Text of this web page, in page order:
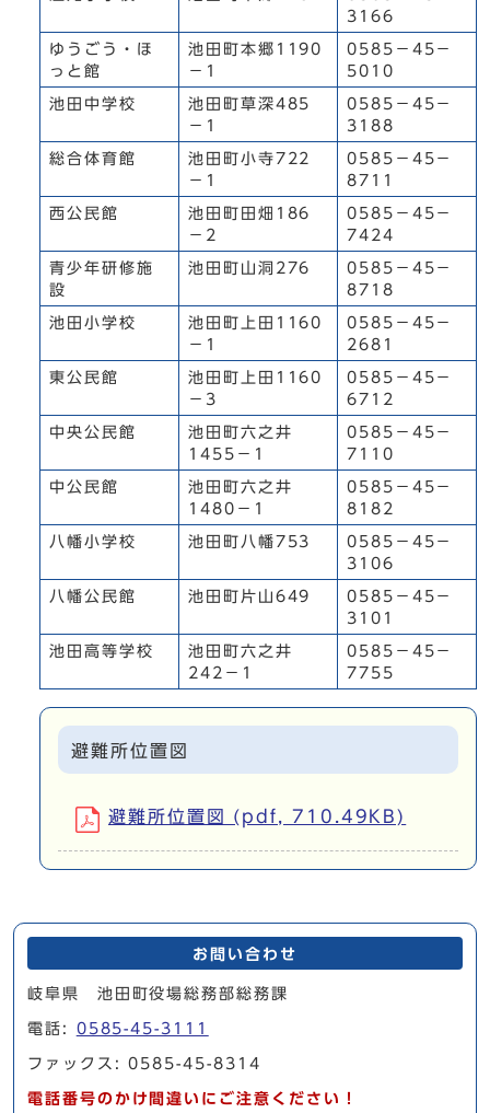
3166
ゆうごう・ほ
っと館
池田町本郷1190
－1
0585－45－
5010
池田中学校
池田町草深485
－1
0585－45－
3188
総合体育館
池田町小寺722
－1
0585－45－
8711
西公民館
池田町田畑186
－2
0585－45－
7424
青少年研修施
設
池田町山洞276
0585－45－
8718
池田小学校
池田町上田1160
－1
0585－45－
2681
東公民館
池田町上田1160
－3
0585－45－
6712
中央公民館
池田町六之井
1455－1
0585－45－
7110
中公民館
池田町六之井
1480－1
0585－45－
8182
八幡小学校 池田町八幡753
0585－45－
3106
八幡公民館 池田町片山649
0585－45－
3101
池田高等学校
池田町六之井
242－1
0585－45－
7755
避難所位置図
避難所位置図 (pdf, 710.49KB)
お問い合わせ
岐阜県 池田町役場総務部総務課
電話: 0585-45-3111
ファックス: 0585-45-8314
電話番号のかけ間違いにご注意ください！